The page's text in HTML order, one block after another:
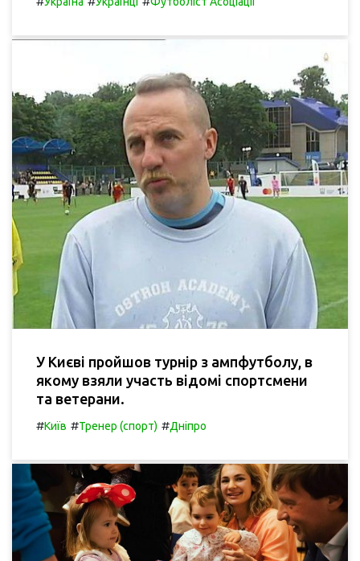
У Києві пройшов турнір з ампфутболу, в
якому взяли участь відомі спортсмени
та ветерани.
#Київ #Тренер (спорт) #Дніпро